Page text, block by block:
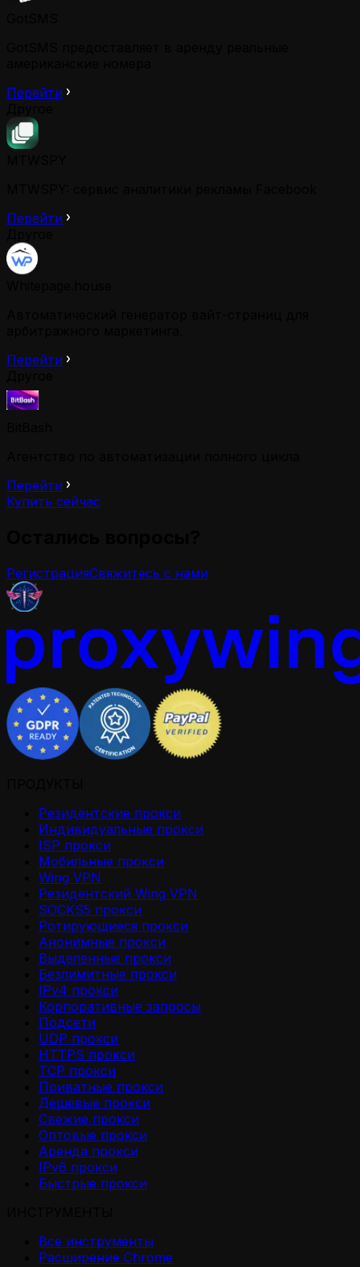
Перейти
Перейти
Перейти
Перейти
Купить сейчас
РегистрацияСвяжитесь с нами
Резидентские прокси
Индивидуальные прокси
ISP прокси
Мобильные прокси
Wing VPN
Резидентский Wing VPN
SOCKS5 прокси
Ротирующиеся прокси
Анонимные прокси
Выделенные прокси
Безлимитные прокси
IPv4 прокси
Корпоративные запросы
Подсети
UDP прокси
HTTPS прокси
TCP прокси
Приватные прокси
Дешевые прокси
Свежие прокси
Оптовые прокси
Аренда прокси
IPv6 прокси
Быстрые прокси
Все инструменты
Расширение Chrome